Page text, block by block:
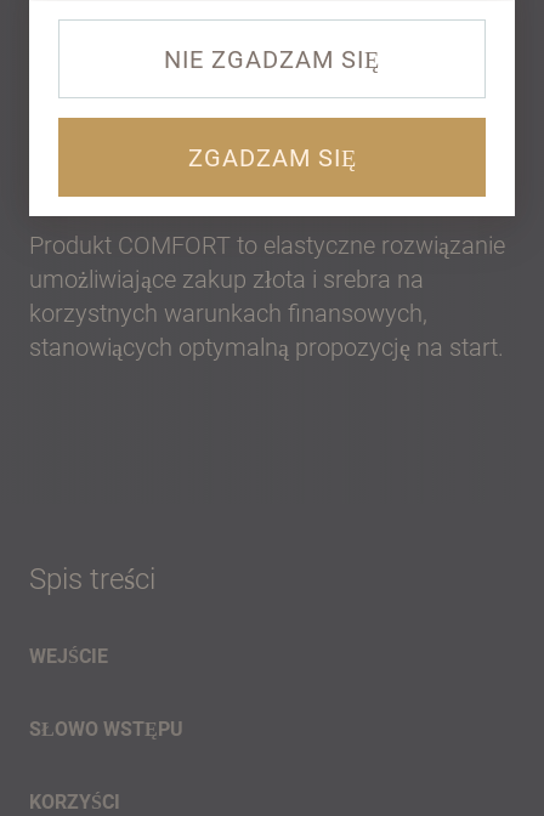
ZGADZAM SIĘ
NIE ZGADZAM SIĘ
PRODUKT
Golden Gates Comfort
Produkt COMFORT to elastyczne rozwiązanie
umożliwiające zakup złota i srebra na
korzystnych warunkach finansowych,
stanowiących optymalną propozycję na start.
Spis treści
WEJŚCIE
SŁOWO WSTĘPU
KORZYŚCI